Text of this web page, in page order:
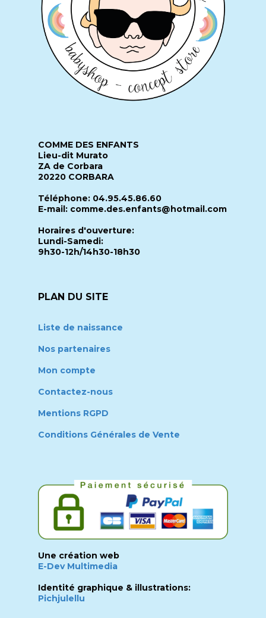
COMME DES ENFANTS
Lieu-dit Murato
ZA de Corbara
20220 CORBARA
Téléphone: 04.95.45.86.60
E-mail: comme.des.enfants@hotmail.com
Horaires d'ouverture:
Lundi-Samedi:
9h30-12h/14h30-18h30
PLAN DU SITE
Liste de naissance
Nos partenaires
Mon compte
Contactez-nous
Mentions RGPD
Conditions Générales de Vente
Une création web
E-Dev Multimedia
Identité graphique & illustrations:
Pichjulellu